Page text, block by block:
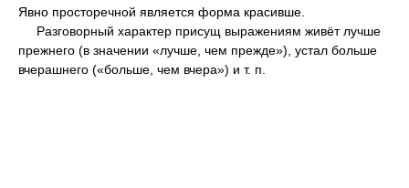
Явно просторечной является форма красивше.
Разговорный характер присущ выражениям живёт лучше
прежнего (в значении «лучше, чем прежде»), устал больше
вчерашнего («больше, чем вчера») и т. п.